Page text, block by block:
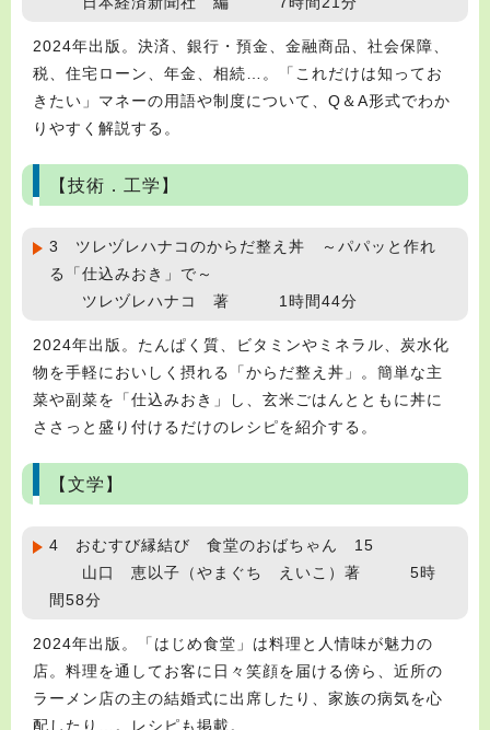
2024年出版。決済、銀行・預金、金融商品、社会保障、
税、住宅ローン、年金、相続…。「これだけは知ってお
きたい」マネーの用語や制度について、Q＆A形式でわか
りやすく解説する。
【技術．工学】
3 ツレヅレハナコのからだ整え丼 ～パパッと作れ
る「仕込みおき」で～
ツレヅレハナコ 著 1時間44分
2024年出版。たんぱく質、ビタミンやミネラル、炭水化
物を手軽においしく摂れる「からだ整え丼」。簡単な主
菜や副菜を「仕込みおき」し、玄米ごはんとともに丼に
ささっと盛り付けるだけのレシピを紹介する。
【文学】
4 おむすび縁結び 食堂のおばちゃん 15
山口 恵以子（やまぐち えいこ）著 5時
間58分
2024年出版。「はじめ食堂」は料理と人情味が魅力の
店。料理を通してお客に日々笑顔を届ける傍ら、近所の
ラーメン店の主の結婚式に出席したり、家族の病気を心
配したり…。レシピも掲載。